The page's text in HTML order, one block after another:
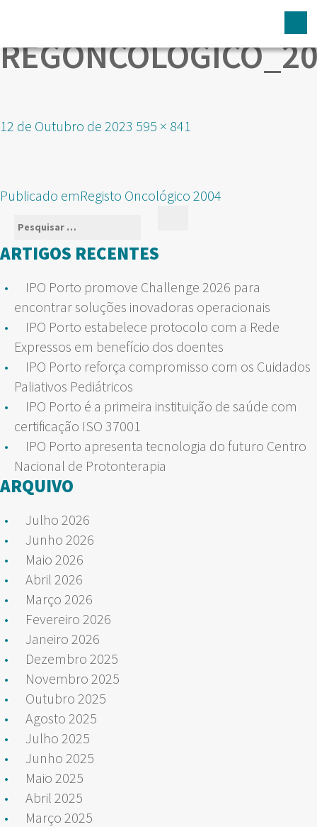
Publicado
12 de Outubro de 2023 Tamanho
595 × 841
NAVEGAÇÃO
ARTIGOS
Publicado emRegisto Oncológico 2004
Pesquisar
por:
ARTIGOS RECENTES
IPO Porto promove Challenge 2026 para
encontrar soluções inovadoras operacionais
IPO Porto estabelece protocolo com a Rede
Expressos em benefício dos doentes
IPO Porto reforça compromisso com os Cuidados
Paliativos Pediátricos
IPO Porto é a primeira instituição de saúde com
certificação ISO 37001
IPO Porto apresenta tecnologia do futuro Centro
Nacional de Protonterapia
ARQUIVO
Julho 2026
Junho 2026
Maio 2026
Abril 2026
Março 2026
Fevereiro 2026
Janeiro 2026
Dezembro 2025
Novembro 2025
Outubro 2025
Agosto 2025
Julho 2025
Junho 2025
Maio 2025
Abril 2025
Março 2025